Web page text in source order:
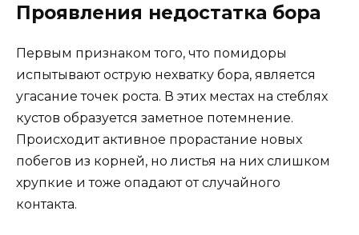
Проявления недостатка бора
Первым признаком того, что помидоры
испытывают острую нехватку бора, является
угасание точек роста. В этих местах на стеблях
кустов образуется заметное потемнение.
Происходит активное прорастание новых
побегов из корней, но листья на них слишком
хрупкие и тоже опадают от случайного
контакта.